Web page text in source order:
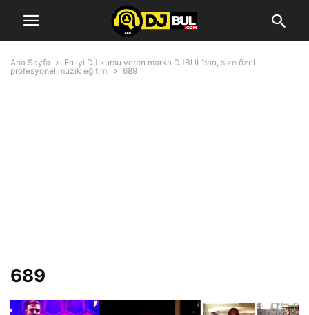
Ana Sayfa
En iyi DJ kursu veren marka DJBUL’dan, size özel
profesyonel müzik eğitimi
689
689